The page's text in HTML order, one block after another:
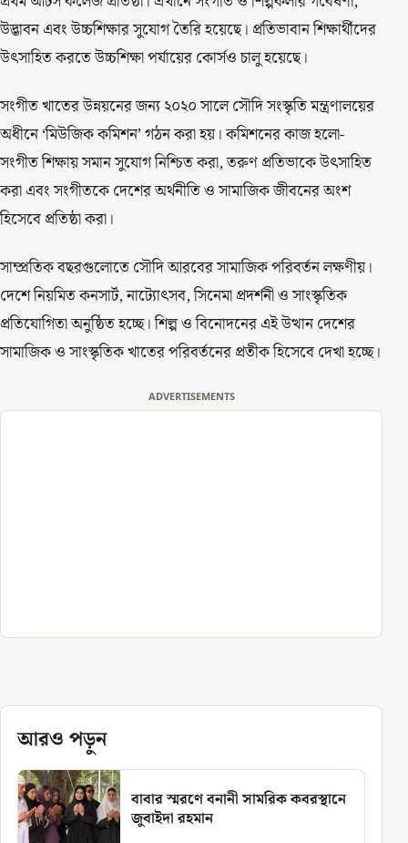
উদ্ভাবন এবং উচ্চশিক্ষার সুযোগ তৈরি হয়েছে। প্রতিভাবান শিক্ষার্থীদের
উৎসাহিত করতে উচ্চশিক্ষা পর্যায়ের কোর্সও চালু হয়েছে।
সংগীত খাতের উন্নয়নের জন্য ২০২০ সালে সৌদি সংস্কৃতি মন্ত্রণালয়ের
অধীনে ‘মিউজিক কমিশন’ গঠন করা হয়। কমিশনের কাজ হলো-
সংগীত শিক্ষায় সমান সুযোগ নিশ্চিত করা, তরুণ প্রতিভাকে উৎসাহিত
করা এবং সংগীতকে দেশের অর্থনীতি ও সামাজিক জীবনের অংশ
হিসেবে প্রতিষ্ঠা করা।
সাম্প্রতিক বছরগুলোতে সৌদি আরবের সামাজিক পরিবর্তন লক্ষণীয়।
দেশে নিয়মিত কনসার্ট, নাট্যোৎসব, সিনেমা প্রদর্শনী ও সাংস্কৃতিক
প্রতিযোগিতা অনুষ্ঠিত হচ্ছে। শিল্প ও বিনোদনের এই উত্থান দেশের
সামাজিক ও সাংস্কৃতিক খাতের পরিবর্তনের প্রতীক হিসেবে দেখা হচ্ছে।
ADVERTISEMENTS
আরও পড়ুন
বাবার স্মরণে বনানী সামরিক কবরস্থানে
জুবাইদা রহমান